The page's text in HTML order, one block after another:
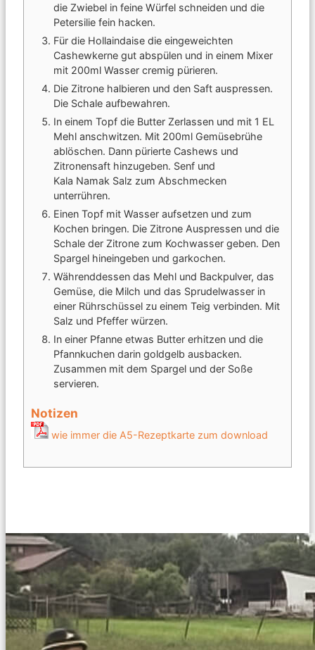
die Zwiebel in feine Würfel schneiden und die
Petersilie fein hacken.
Für die Hollaindaise die eingeweichten
Cashewkerne gut abspülen und in einem Mixer
mit 200ml Wasser cremig pürieren.
Die Zitrone halbieren und den Saft auspressen.
Die Schale aufbewahren.
In einem Topf die Butter Zerlassen und mit 1 EL
Mehl anschwitzen. Mit 200ml Gemüsebrühe
ablöschen. Dann pürierte Cashews und
Zitronensaft hinzugeben. Senf und
Kala Namak Salz zum Abschmecken
unterrühren.
Einen Topf mit Wasser aufsetzen und zum
Kochen bringen. Die Zitrone Auspressen und die
Schale der Zitrone zum Kochwasser geben. Den
Spargel hineingeben und garkochen.
Währenddessen das Mehl und Backpulver, das
Gemüse, die Milch und das Sprudelwasser in
einer Rührschüssel zu einem Teig verbinden. Mit
Salz und Pfeffer würzen.
In einer Pfanne etwas Butter erhitzen und die
Pfannkuchen darin goldgelb ausbacken.
Zusammen mit dem Spargel und der Soße
servieren.
Notizen
wie immer die A5-Rezeptkarte zum download